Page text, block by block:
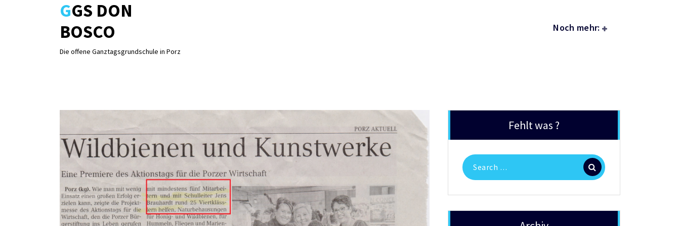
GGS DON
BOSCO
Die offene Ganztagsgrundschule in Porz
Noch mehr:
Fehlt was ?
Search
for: